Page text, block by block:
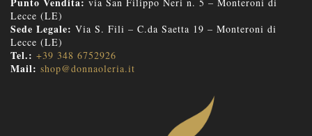
Lecce (LE)
Sede Legale: Via S. Fili – C.da Saetta 19 – Monteroni di
Lecce (LE)
Tel.: +39 348 6752926
Mail: shop@donnaoleria.it